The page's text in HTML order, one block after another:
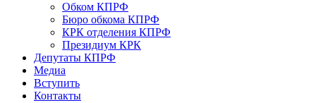
Обком КПРФ
Бюро обкома КПРФ
КРК отделения КПРФ
Президиум КРК
Депутаты КПРФ
Медиа
Вступить
Контакты